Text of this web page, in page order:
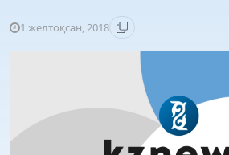
1 желтоқсан, 2018